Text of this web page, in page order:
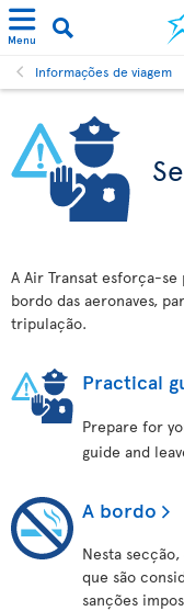
Menu
Informações de viagem
A Air Transat esforça-
bordo das aeronaves,
tripulação.
Practical
Prepare for
guide and
A bordo
Nesta
que são
sanções